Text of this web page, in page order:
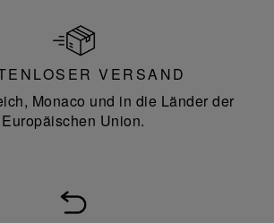
VERSAND
Monaco und in die Länder der
Europäischen Union.